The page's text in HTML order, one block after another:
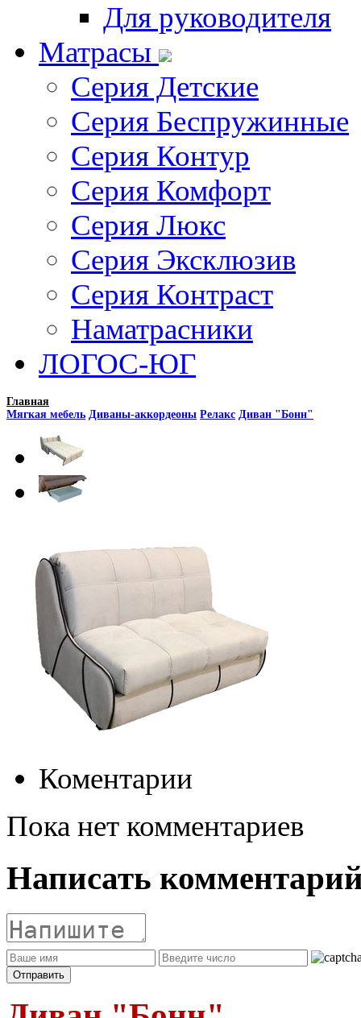
Для руководителя
Матрасы
Серия Детские
Серия Беспружинные
Серия Контур
Серия Комфорт
Серия Люкс
Серия Эксклюзив
Серия Контраст
Наматрасники
ЛОГОС-ЮГ
Главная
Мягкая мебель Диваны-аккордеоны Релакс Диван "Бонн"
Коментарии
Пока нет комментариев
Написать